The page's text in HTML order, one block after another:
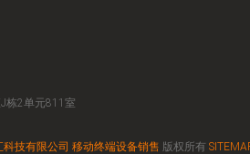
栋2单元811室
技有限公司 移动终端设备销售 版权所有